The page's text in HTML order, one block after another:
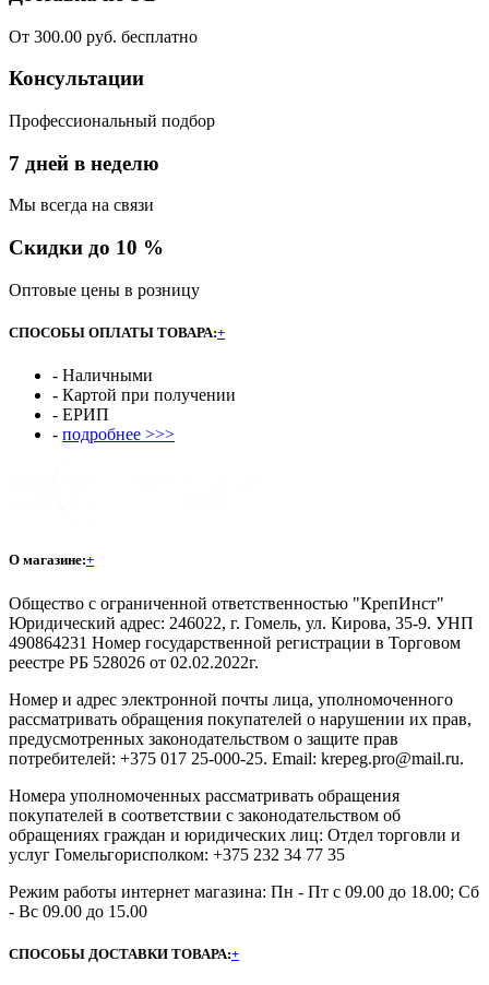
От 300.00 руб. бесплатно
Консультации
Профессиональный подбор
7 дней в неделю
Мы всегда на связи
Скидки до 10 %
Оптовые цены в розницу
СПОСОБЫ ОПЛАТЫ ТОВАРА:+
- Наличными
- Картой при получении
- ЕРИП
- подробнее >>>
О магазине:+
Общество с ограниченной ответственностью "КрепИнст"
Юридический адрес: 246022, г. Гомель, ул. Кирова, 35-9. УНП
490864231 Номер государственной регистрации в Торговом
реестре РБ 528026 от 02.02.2022г.
Номер и адрес электронной почты лица, уполномоченного
рассматривать обращения покупателей о нарушении их прав,
предусмотренных законодательством о защите прав
потребителей: +375 017 25-000-25. Email: krepeg.pro@mail.ru.
Номера уполномоченных рассматривать обращения
покупателей в соответствии с законодательством об
обращениях граждан и юридических лиц: Отдел торговли и
услуг Гомельгорисполком: +375 232 34 77 35
Режим работы интернет магазина: Пн - Пт с 09.00 до 18.00; Сб
- Вс 09.00 до 15.00
СПОСОБЫ ДОСТАВКИ ТОВАРА:+